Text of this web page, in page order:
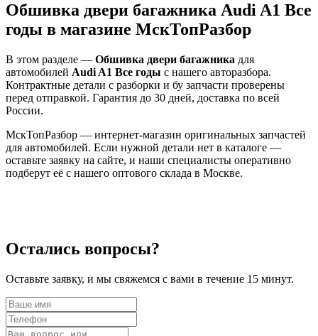
Обшивка двери багажника Audi A1 Все
годы в магазине МскТопРазбор
В этом разделе — Обшивка двери багажника для
автомобилей Audi A1 Все годы с нашего авторазбора.
Контрактные детали с разборки и бу запчасти проверены
перед отправкой. Гарантия до 30 дней, доставка по всей
России.
МскТопРазбор — интернет-магазин оригинальных запчастей
для автомобилей. Если нужной детали нет в каталоге —
оставьте заявку на сайте, и наши специалисты оперативно
подберут её с нашего оптового склада в Москве.
Остались вопросы?
Оставьте заявку, и мы свяжемся с вами в течение 15 минут.